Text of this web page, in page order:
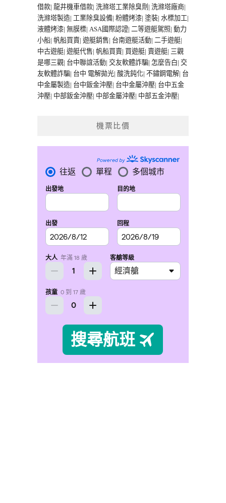
借款| 龍井機車借款| 洗滌塔工業除臭劑 | 洗滌塔廠商|
洗滌塔製造| 工業除臭設備| 粉體烤漆| 塗裝| 水標加工|
液體烤漆| 無膜標| ASA國際認證| 二等遊艇駕照| 動力
小船| 帆船買賣| 遊艇銷售| 台南遊艇活動| 二手遊艇|
中古遊艇| 遊艇代售| 帆船買賣| 買遊艇| 賣遊艇| 三觀
是哪三觀| 台中聯誼活動| 交友軟體詐騙| 怎麼告白| 交
友軟體詐騙| 台中 電解拋光| 酸洗鈍化| 不鏽鋼電解| 台
中金屬製造| 台中鈑金沖壓| 台中金屬沖壓| 台中五金
沖壓| 中部鈑金沖壓| 中部金屬沖壓| 中部五金沖壓|
機票比價